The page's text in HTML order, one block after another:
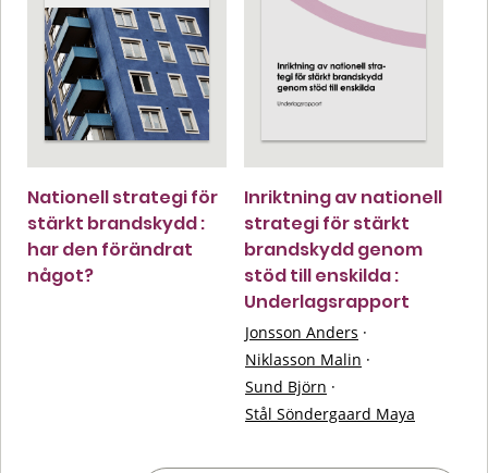
Nationell strategi för
stärkt brandskydd :
har den förändrat
något?
Inriktning av nationell
strategi för stärkt
brandskydd genom
stöd till enskilda :
Underlagsrapport
Jonsson Anders ·
Niklasson Malin ·
Sund Björn ·
Stål Söndergaard Maya